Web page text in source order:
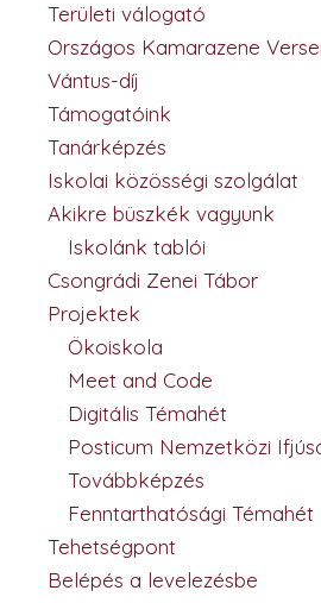
Területi válogató
Országos Kamarazene
Vántus-díj
Támogatóink
Tanárképzés
Iskolai közösségi szolgálat
Akikre büszkék vagyunk
Iskolánk tablói
Csongrádi Zenei Tábor
Projektek
Ökoiskola
Meet and Code
Digitális Témahét
Posticum Nemzetközi
Továbbképzés
Fenntarthatósági Témahét
Tehetségpont
Belépés a levelezésbe